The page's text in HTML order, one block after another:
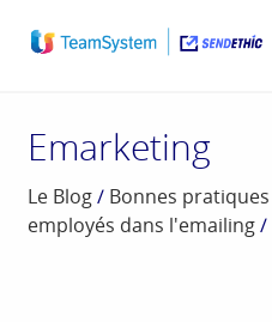
Emarketing
Le Blog/ Bonnes pratiques
employés dans l'emailing/